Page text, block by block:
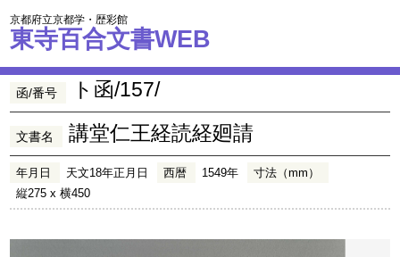
京都府立京都学・歴彩館
東寺百合文書WEB
函/番号 ト函/157/
文書名 講堂仁王経読経廻請
年月日 天文18年正月日 西暦 1549年
寸法（mm）
縦275 x 横450